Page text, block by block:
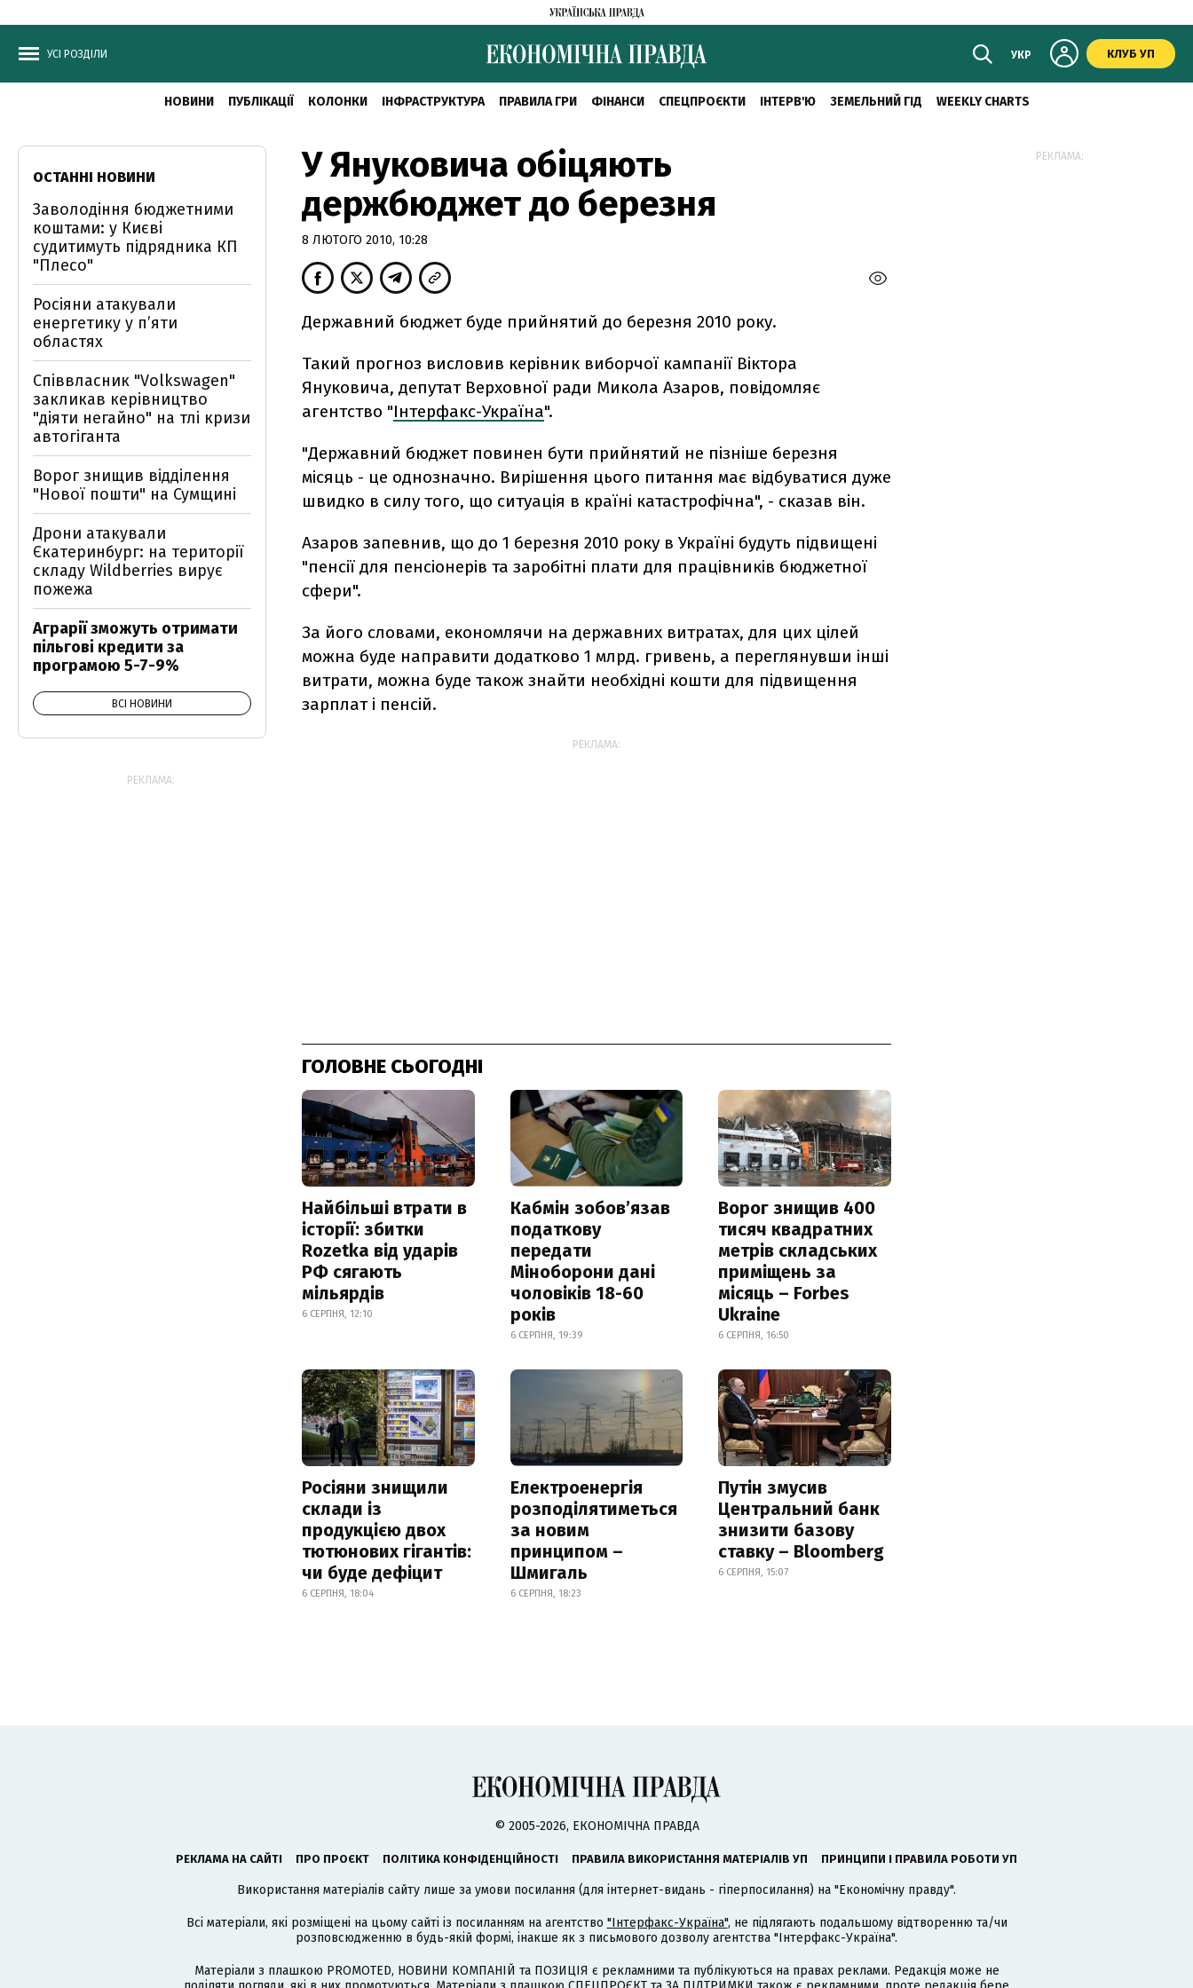
УСІ РОЗДІЛИ УКР КЛУБ УП
НОВИНИ ПУБЛІКАЦІЇ КОЛОНКИ ІНФРАСТРУКТУРА ПРАВИЛА ГРИ ФІНАНСИ СПЕЦПРОЄКТИ ІНТЕРВ'Ю ЗЕМЕЛЬНИЙ ГІД WEEKLY CHARTS
У Януковича обіцяють
держбюджет до березня
8 ЛЮТОГО 2010, 10:28
Державний бюджет буде прийнятий до березня 2010 року.
Такий прогноз висловив керівник виборчої кампанії Віктора
Януковича, депутат Верховної ради Микола Азаров, повідомляє
агентство "Інтерфакс-Україна".
"Державний бюджет повинен бути прийнятий не пізніше березня
місяць - це однозначно. Вирішення цього питання має відбуватися дуже
швидко в силу того, що ситуація в країні катастрофічна", - сказав він.
Азаров запевнив, що до 1 березня 2010 року в Україні будуть підвищені
"пенсії для пенсіонерів та заробітні плати для працівників бюджетної
сфери".
За його словами, економлячи на державних витратах, для цих цілей
можна буде направити додатково 1 млрд. гривень, а переглянувши інші
витрати, можна буде також знайти необхідні кошти для підвищення
зарплат і пенсій.
РЕКЛАМА:
ГОЛОВНЕ СЬОГОДНІ
Найбільші втрати в
історії: збитки
Rozetka від ударів
РФ сягають
мільярдів
6 СЕРПНЯ, 12:10
Кабмін зобовʼязав
податкову
передати
Міноборони дані
чоловіків 18-60
років
6 СЕРПНЯ, 19:39
Ворог знищив 400
тисяч квадратних
метрів складських
приміщень за
місяць – Forbes
Ukraine
6 СЕРПНЯ, 16:50
Росіяни знищили
склади із
продукцією двох
тютюнових гігантів:
чи буде дефіцит
6 СЕРПНЯ, 18:04
Електроенергія
розподілятиметься
за новим
принципом –
Шмигаль
6 СЕРПНЯ, 18:23
Путін змусив
Центральний банк
знизити базову
ставку – Bloomberg
6 СЕРПНЯ, 15:07
ОСТАННІ НОВИНИ
Заволодіння бюджетними
коштами: у Києві
судитимуть підрядника КП
"Плесо"
Росіяни атакували
енергетику у пʼяти
областях
Співвласник "Volkswagen"
закликав керівництво
"діяти негайно" на тлі кризи
автогіганта
Ворог знищив відділення
"Нової пошти" на Сумщині
Дрони атакували
Єкатеринбург: на території
складу Wildberries вирує
пожежа
Аграрії зможуть отримати
пільгові кредити за
програмою 5-7-9%
ВСІ НОВИНИ
РЕКЛАМА:
РЕКЛАМА:
© 2005-2026, ЕКОНОМІЧНА ПРАВДА
РЕКЛАМА НА САЙТІ ПРО ПРОЄКТ ПОЛІТИКА КОНФІДЕНЦІЙНОСТІ ПРАВИЛА ВИКОРИСТАННЯ МАТЕРІАЛІВ УП ПРИНЦИПИ І ПРАВИЛА РОБОТИ УП
Використання матеріалів сайту лише за умови посилання (для інтернет-видань - гіперпосилання) на "Економічну правду".
Всі матеріали, які розміщені на цьому сайті із посиланням на агентство "Інтерфакс-Україна", не підлягають подальшому відтворенню та/чи
розповсюдженню в будь-якій формі, інакше як з письмового дозволу агентства "Інтерфакс-Україна".
Матеріали з плашкою PROMOTED, НОВИНИ КОМПАНІЙ та ПОЗИЦІЯ є рекламними та публікуються на правах реклами. Редакція може не